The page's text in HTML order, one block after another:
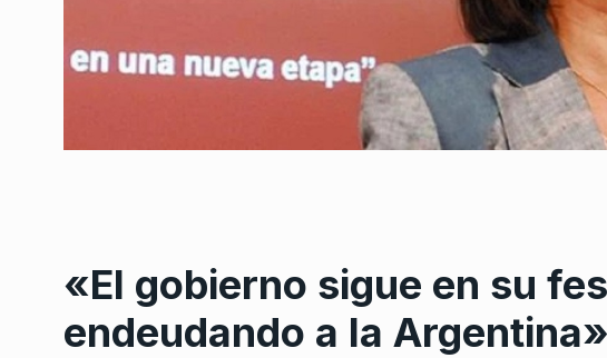
«El gobierno sigue en su
endeudando a la Argentina»